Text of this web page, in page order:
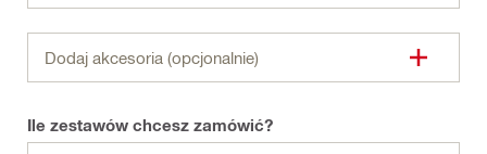
Dodaj akcesoria (opcjonalnie)
Ile zestawów chcesz zamówić?